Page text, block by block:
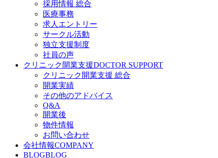
採用情報 総合
医療事務
求人エントリー
サークル活動
独立支援制度
社員の声
クリニック開業支援DOCTOR SUPPORT
クリニック開業支援 総合
開業実績
その他のアドバイス
Q&A
開業後
物件情報
お問い合わせ
会社情報COMPANY
BLOGBLOG